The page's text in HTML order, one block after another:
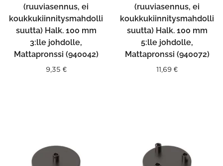
(ruuviasennus, ei
koukkukiinnitysmahdolli
suutta) Halk. 100 mm
3:lle johdolle,
Mattapronssi (940042)
9,35 €
(ruuviasennus, ei
koukkukiinnitysmahdolli
suutta) Halk. 100 mm
5:lle johdolle,
Mattapronssi (940072)
11,69 €